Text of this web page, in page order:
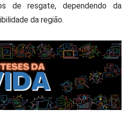
de resgate, dependendo da
da região.